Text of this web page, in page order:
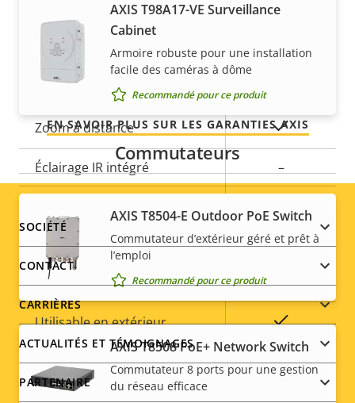
Général
Description
propriété
propriété
Focus à distance
Zoom à distance Oui
Éclairage IR intégré –
carte mémoire)
Oui
Température de
fonctionnement
-40 to 55 °C
Utilisable en extérieur Oui
Indice de protection contre
le vandalisme
IK10
AXIS T98A17-VE Surveillance
Cabinet
Armoire robuste pour une installation
facile des caméras à dôme
Recommandé pour ce produit
Commutateurs
AXIS T8504-E Outdoor PoE Switch
Commutateur d’extérieur géré et prêt à
l’emploi
Recommandé pour ce produit
AXIS T8508 PoE+ Network Switch
Commutateur 8 ports pour une gestion
du réseau efficace
Pour la tranquillité d'esprit
Notre garantie de 3 ans offre la propriété sans
problème et permet de contrôler les coûts.
EN SAVOIR PLUS SUR LES GARANTIES AXIS
Footer
menu
SOCIÉTÉ
CONTACT
CARRIÈRES
ACTUALITÉS ET TÉMOIGNAGES
PARTENAIRE